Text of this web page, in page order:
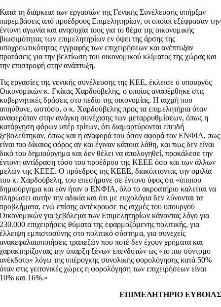
Κατά τη διάρκεια των εργασιών της Γενικής Συνέλευσης υπήρξαν
παρεμβάσεις από προέδρους Επιμελητηρίων, οι οποίοι εξέφρασαν την
έντονη αγωνία και ανησυχία τους για το θέμα της οικονομικής
βιωσιμότητας των επιμελητηρίων εν όψει της άρσης της
υποχρεωτικότητας εγγραφής των επιχειρήσεων και ανέπτυξαν
προτάσεις για την βελτίωση του οικονομικού κλίματος της χώρας και
την επιστροφή στην ανάπτυξη.
Τις εργασίες της γενικής συνέλευσης της ΚΕΕ, έκλεισε ο υπουργός
Οικονομικών κ. Γκίκας Χαρδούβελης, ο οποίος αναφέρθηκε στις
κυβερνητικές δράσεις στο πεδίο της οικονομίας. Η αιχμή που
απηύθυνε, ωστόσο, ο κ. Χαρδούβελης προς τα επιμελητήρια όταν
αναφερόταν στην ανάγκη συνέχισης των μεταρρυθμίσεων, όπως η
κατάργηση φόρων υπέρ τρίτων, ότι διαμαρτύρονται επειδή
ξεβολεύτηκαν, όπως και η αναφορά του όσον αφορά τον ΕΝΦΙΑ, πως
είναι πιο δίκαιος φόρος αν και έγιναν κάποια λάθη, και πως δεν είναι
δικό του δημιούργημα και δεν θέλει να απολογηθεί, προκάλεσε την
έντονη αντίδραση τόσο του προέδρου της ΚΕΕΕ όσο και των άλλων
μελών της ΚΕΕΕ. Ο πρόεδρος της ΚΕΕΕ, διακόπτοντας την ομιλία
του κ. Χαρδούβελη, του επεσήμανε σε έντονο ύφος ότι «όποιου
δημιούργημα και εάν ήταν ο ΕΝΦΙΑ, όλο το ακροατήριο καλείται να
πληρώσει αυτήν την αδικία και ότι με ευχολόγια δεν λύνονται τα
προβλήματα, ενώ επίσης αντέκρουσε τις αιχμές του υπουργού
Οικονομικών για ξεβόλεμα των Επιμελητηρίων κάνοντας λόγο για
230.000 επιχειρήσεις θύματα της εφαρμοζόμενης πολιτικής, για
έλλειψη εμπιστοσύνης στο πολιτικό σύστημα, για συνεχείς
ανακεφαλαιοποιήσεις τραπεζών που ποτέ δεν έχουν χρήματα και
χαρακτηρίζοντας την ύπαρξη ξένων επενδυτών ως «το πιο σύντομο
ανέκδοτο» λόγω της υπέρογκης συνολικής φορολόγησης κατά 50%
όταν στις γειτονικές χώρες η φορολόγηση των επιχειρήσεων είναι
10% και 16%.»
ΕΠΙΜΕΛΗΤΗΡΙΟ ΕΥΒΟΙΑΣ